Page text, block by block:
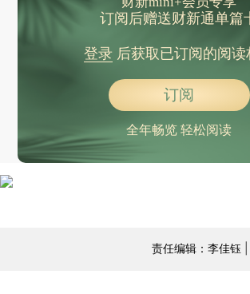
订阅后赠送财新通单篇
登录后获取已订阅的阅读
订阅
全年畅览 轻松阅读
责任编辑：李佳钰